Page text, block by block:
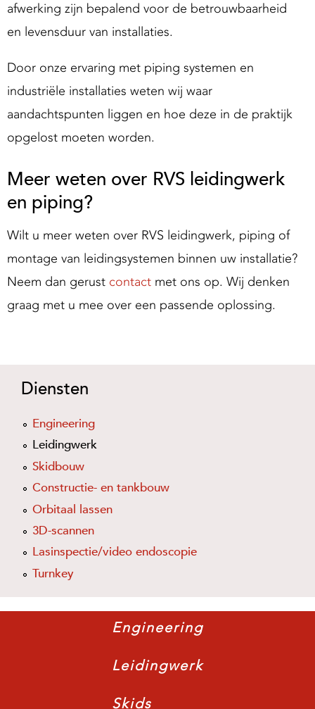
afwerking zijn bepalend voor de betrouwbaarheid
en levensduur van installaties.
Door onze ervaring met piping systemen en
industriële installaties weten wij waar
aandachtspunten liggen en hoe deze in de praktijk
opgelost moeten worden.
Meer weten over RVS leidingwerk
en piping?
Wilt u meer weten over RVS leidingwerk, piping of
montage van leidingsystemen binnen uw installatie?
Neem dan gerust contact met ons op. Wij denken
graag met u mee over een passende oplossing.
Diensten
Engineering
Leidingwerk
Skidbouw
Constructie- en tankbouw
Orbitaal lassen
3D-scannen
Lasinspectie/video endoscopie
Turnkey
Engineering
Leidingwerk
Skids